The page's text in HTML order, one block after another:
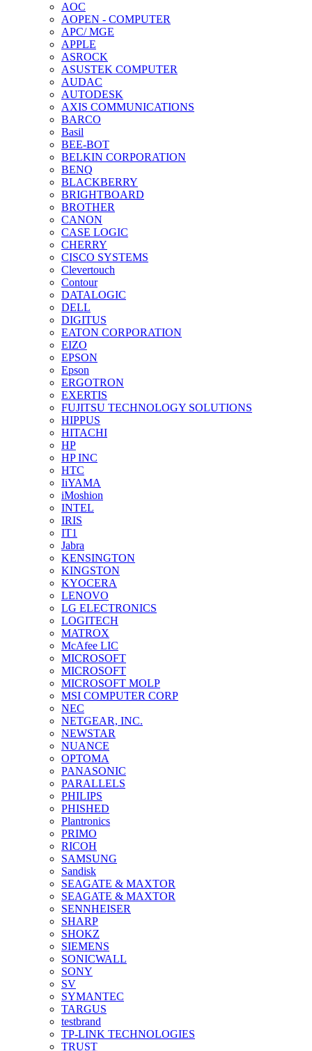
AOC
AOPEN - COMPUTER
APC/ MGE
APPLE
ASROCK
ASUSTEK COMPUTER
AUDAC
AUTODESK
AXIS COMMUNICATIONS
BARCO
Basil
BEE-BOT
BELKIN CORPORATION
BENQ
BLACKBERRY
BRIGHTBOARD
BROTHER
CANON
CASE LOGIC
CHERRY
CISCO SYSTEMS
Clevertouch
Contour
DATALOGIC
DELL
DIGITUS
EATON CORPORATION
EIZO
EPSON
Epson
ERGOTRON
EXERTIS
FUJITSU TECHNOLOGY SOLUTIONS
HIPPUS
HITACHI
HP
HP INC
HTC
IiYAMA
iMoshion
INTEL
IRIS
IT1
Jabra
KENSINGTON
KINGSTON
KYOCERA
LENOVO
LG ELECTRONICS
LOGITECH
MATROX
McAfee LIC
MICROSOFT
MICROSOFT
MICROSOFT MOLP
MSI COMPUTER CORP
NEC
NETGEAR, INC.
NEWSTAR
NUANCE
OPTOMA
PANASONIC
PARALLELS
PHILIPS
PHISHED
Plantronics
PRIMO
RICOH
SAMSUNG
Sandisk
SEAGATE & MAXTOR
SEAGATE & MAXTOR
SENNHEISER
SHARP
SHOKZ
SIEMENS
SONICWALL
SONY
SV
SYMANTEC
TARGUS
testbrand
TP-LINK TECHNOLOGIES
TRUST